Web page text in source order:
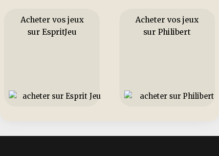
Acheter vos jeux
sur EspritJeu
Acheter vos jeux
sur Philibert